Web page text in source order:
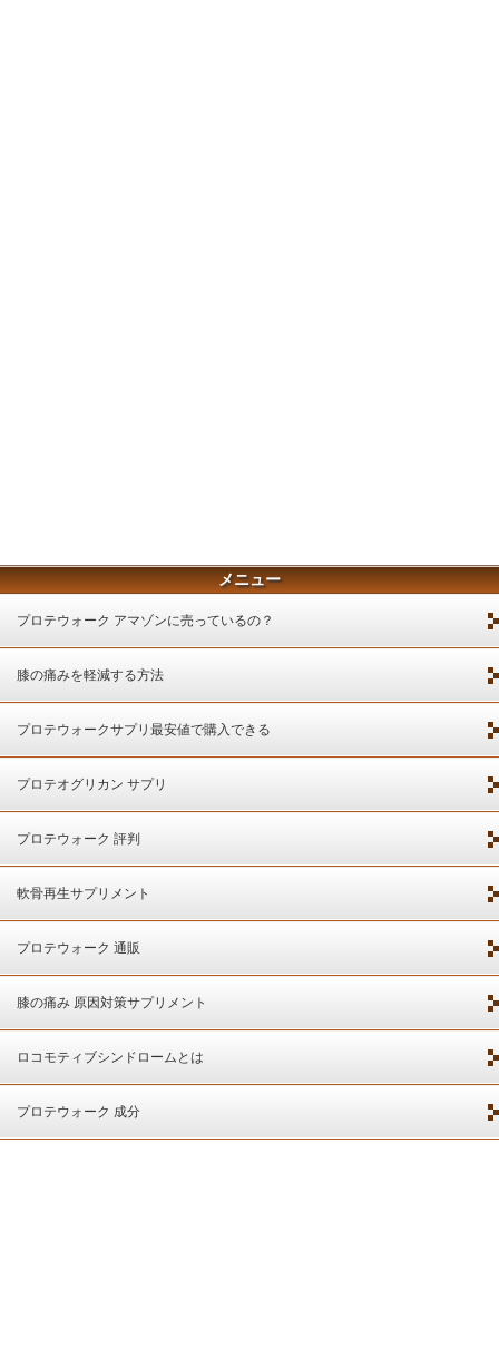
メニュー
プロテウォーク アマゾンに売っているの？
膝の痛みを軽減する方法
プロテウォークサプリ最安値で購入できる
プロテオグリカン サプリ
プロテウォーク 評判
軟骨再生サプリメント
プロテウォーク 通販
膝の痛み 原因対策サプリメント
ロコモティブシンドロームとは
プロテウォーク 成分